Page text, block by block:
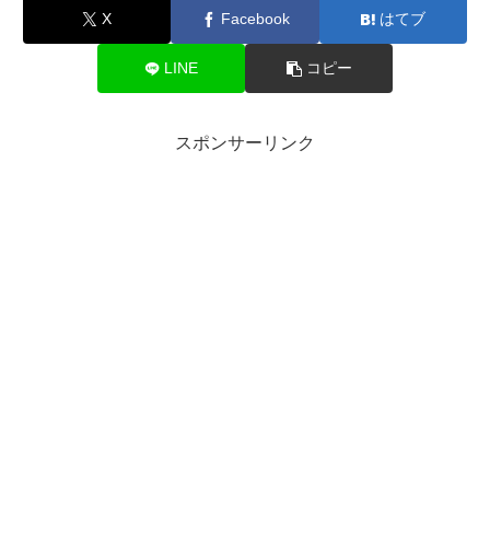
X Facebook はてブ
LINE コピー
スポンサーリンク